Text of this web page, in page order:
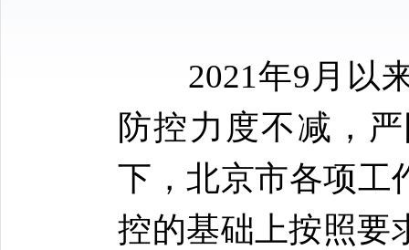
2021年9月以来
防控力度不减，
下，北京市各项工
控的基础上按照要